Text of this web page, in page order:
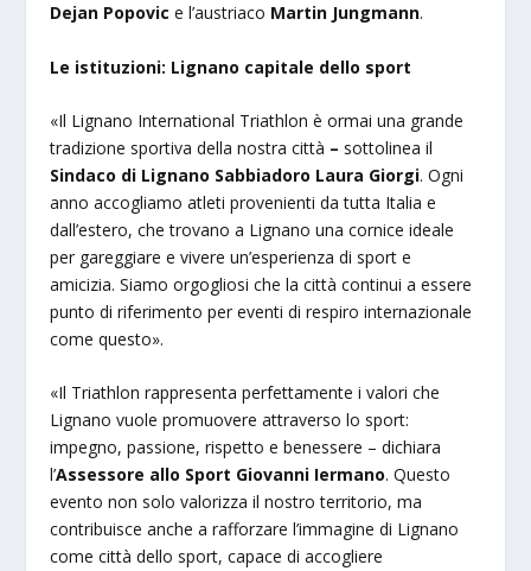
Dejan Popovic e l’austriaco Martin Jungmann.
Le istituzioni: Lignano capitale dello sport
«Il Lignano International Triathlon è ormai una grande
tradizione sportiva della nostra città – sottolinea il
Sindaco di Lignano Sabbiadoro Laura Giorgi. Ogni
anno accogliamo atleti provenienti da tutta Italia e
dall’estero, che trovano a Lignano una cornice ideale
per gareggiare e vivere un’esperienza di sport e
amicizia. Siamo orgogliosi che la città continui a essere
punto di riferimento per eventi di respiro internazionale
come questo».
«Il Triathlon rappresenta perfettamente i valori che
Lignano vuole promuovere attraverso lo sport:
impegno, passione, rispetto e benessere – dichiara
l’Assessore allo Sport Giovanni Iermano. Questo
evento non solo valorizza il nostro territorio, ma
contribuisce anche a rafforzare l’immagine di Lignano
come città dello sport, capace di accogliere